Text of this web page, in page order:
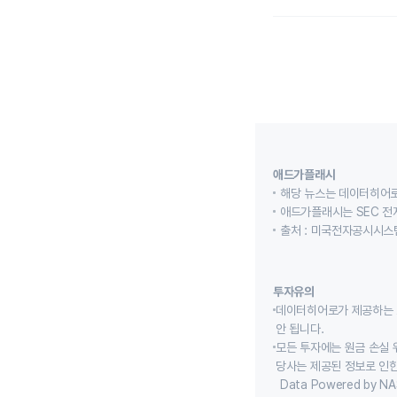
애드가플래시
해당 뉴스는 데이터히어
애드가플래시는 SEC
출처 : 미국전자공시시
투자유의
데이터히어로가 제공하
안 됩니다.
모든 투자에는 원금 손실
당사는 제공된 정보로 인
Data Powered by